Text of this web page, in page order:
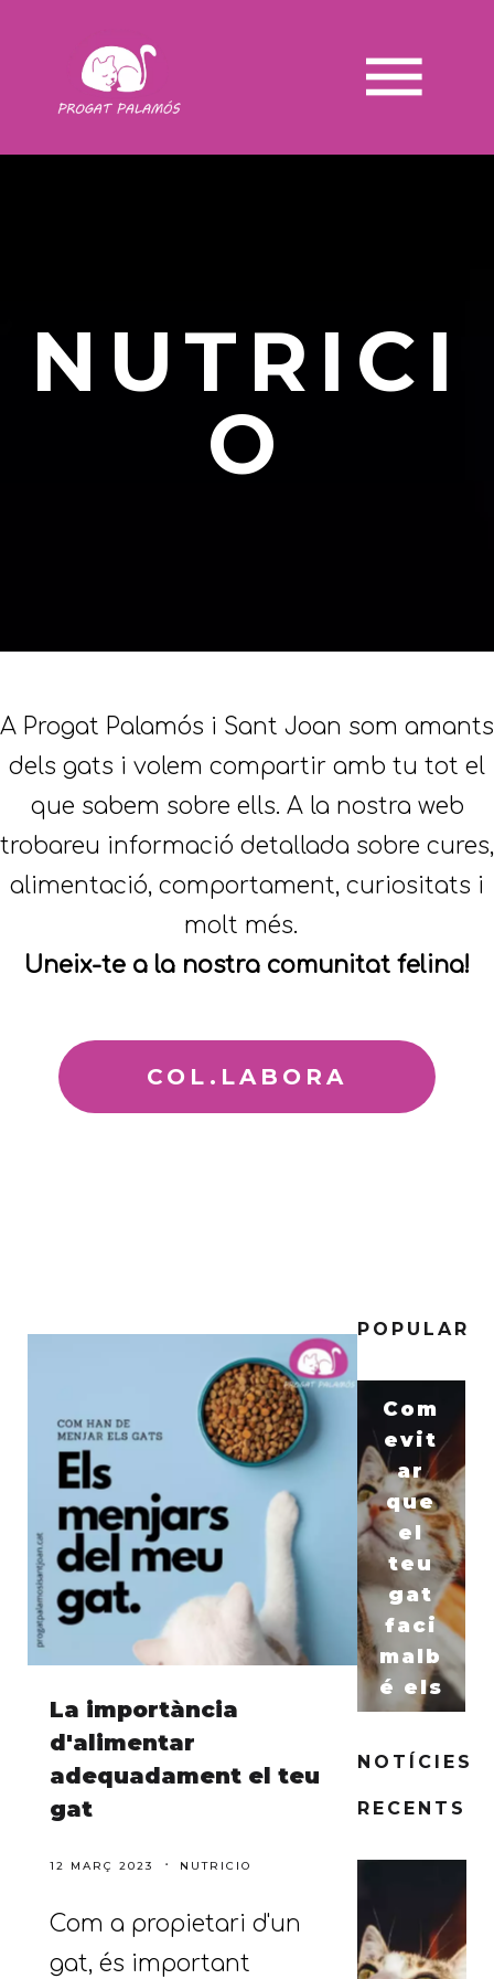
NUTRICI
O
A Progat Palamós i Sant Joan som amants
dels gats i volem compartir amb tu tot el
que sabem sobre ells. A la nostra web
trobareu informació detallada sobre cures,
alimentació, comportament, curiositats i
molt més.
Uneix-te a la nostra comunitat felina!
COL.LABORA
La importància
d'alimentar
adequadament el teu
gat
12 MARÇ 2023 NUTRICIO
Com a propietari d'un
gat, és important
POPULAR
Com
evit
ar
que
el
teu
gat
faci
malb
é els
teus
mobl
amb
NOTÍCIES
RECENTS